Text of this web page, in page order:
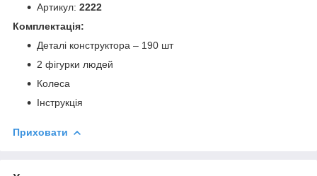
Артикул: 2222
Комплектація:
Деталі конструктора – 190 шт
2 фігурки людей
Колеса
Інструкція
Приховати